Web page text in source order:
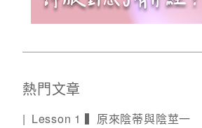
熱門文章
Lesson 1 ▍原來陰蒂與陰莖一